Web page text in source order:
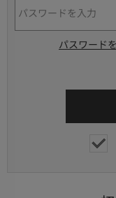
パスワード